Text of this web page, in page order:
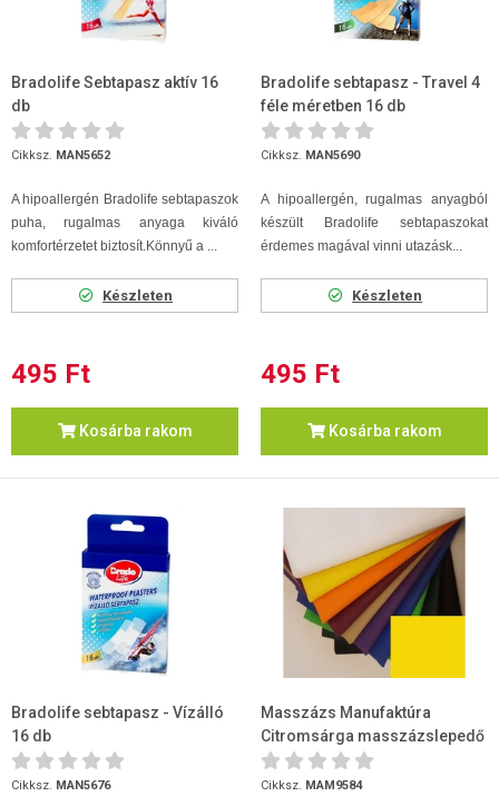
Bradolife Sebtapasz aktív 16
db
Cikksz. MAN5652
A hipoallergén Bradolife sebtapaszok
puha, rugalmas anyaga kiváló
komfortérzetet biztosít.Könnyű a ...
Készleten
495 Ft
Kosárba rakom
Bradolife sebtapasz - Travel 4
féle méretben 16 db
Cikksz. MAN5690
A hipoallergén, rugalmas anyagból
készült Bradolife sebtapaszokat
érdemes magával vinni utazásk...
Készleten
495 Ft
Kosárba rakom
Bradolife sebtapasz - Vízálló
16 db
Cikksz. MAN5676
Masszázs Manufaktúra
Citromsárga masszázslepedő
80 x 200
Cikksz. MAM9584